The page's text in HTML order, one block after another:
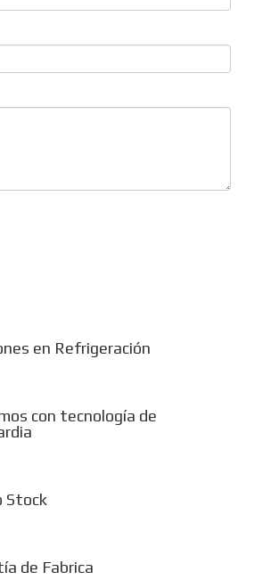
en Refrigeración
con tecnología de
Stock
de Fabrica